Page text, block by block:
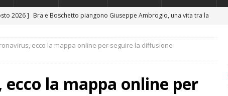
2026 ] Bra e Boschetto piangono Giuseppe Ambrogio, una vita tra la
2026 ] Vezza d’Alba, finisce con l’auto sullo spartitraffico della
2026 ] La bella stagione riporta l’allarme sulle strade: cresce il
ecco la mappa online per seguire la diffusione
ecco la mappa online per